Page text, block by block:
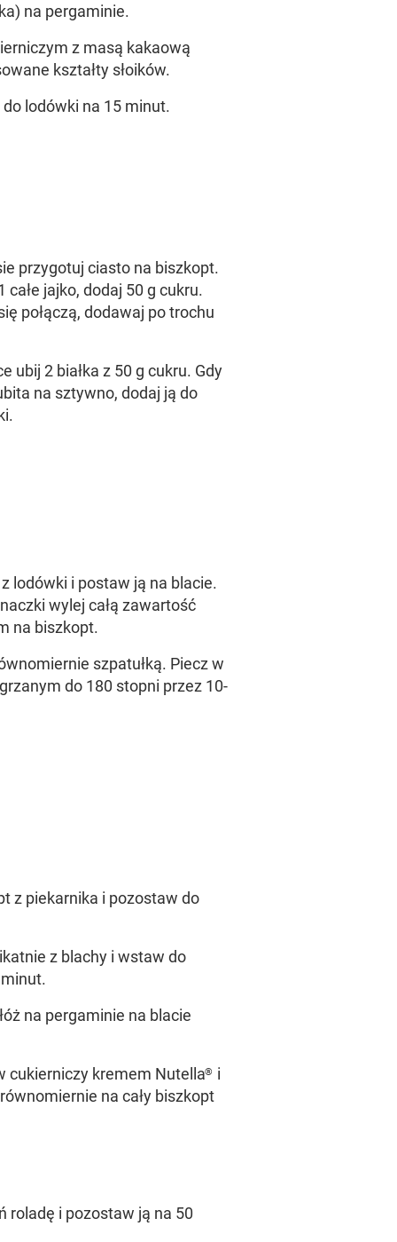
na pergaminie.
z masą kakaową
kształty słoików.
lodówki na 15 minut.
przygotuj ciasto na biszkopt.
całe jajko, dodaj 50 g cukru.
połączą, dodawaj po trochu
ubij 2 białka z 50 g cukru. Gdy
na sztywno, dodaj ją do
lodówki i postaw ją na blacie.
wylej całą zawartość
na biszkopt.
szpatułką. Piecz w
do 180 stopni przez 10-
z piekarnika i pozostaw do
z blachy i wstaw do
na pergaminie na blacie
cukierniczy kremem Nutella® i
na cały biszkopt
roladę i pozostaw ją na 50